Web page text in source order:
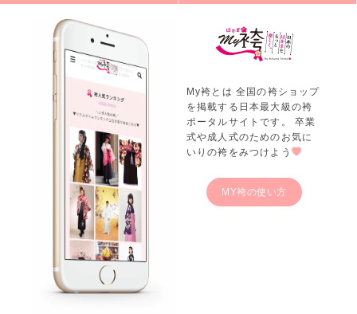
My袴とは 全国の袴ショップ
を掲載する日本最大級の袴
ポータルサイトです。 卒業
式や成人式のためのお気に
いりの袴をみつけよう
MY袴の使い方